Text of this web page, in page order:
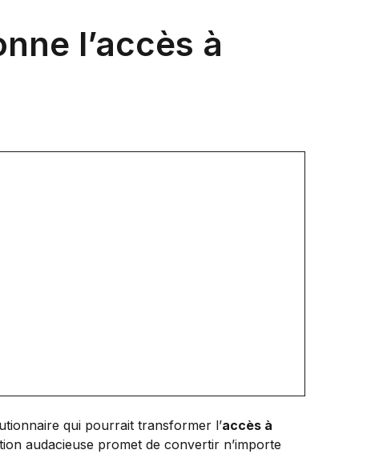
l’accès à
qui pourrait transformer l’accès à
audacieuse promet de convertir n’importe